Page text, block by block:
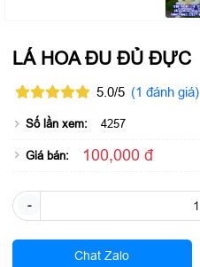
LÁ HOA ĐU ĐỦ ĐỰC
5.0/5 (1 đánh giá)
Số lần xem: 4257
Giá bán: 100,000 đ
-
Chat Zalo